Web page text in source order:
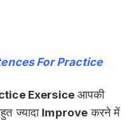
For Practice
Exersice आपकी
ज्यादा Improve करने में